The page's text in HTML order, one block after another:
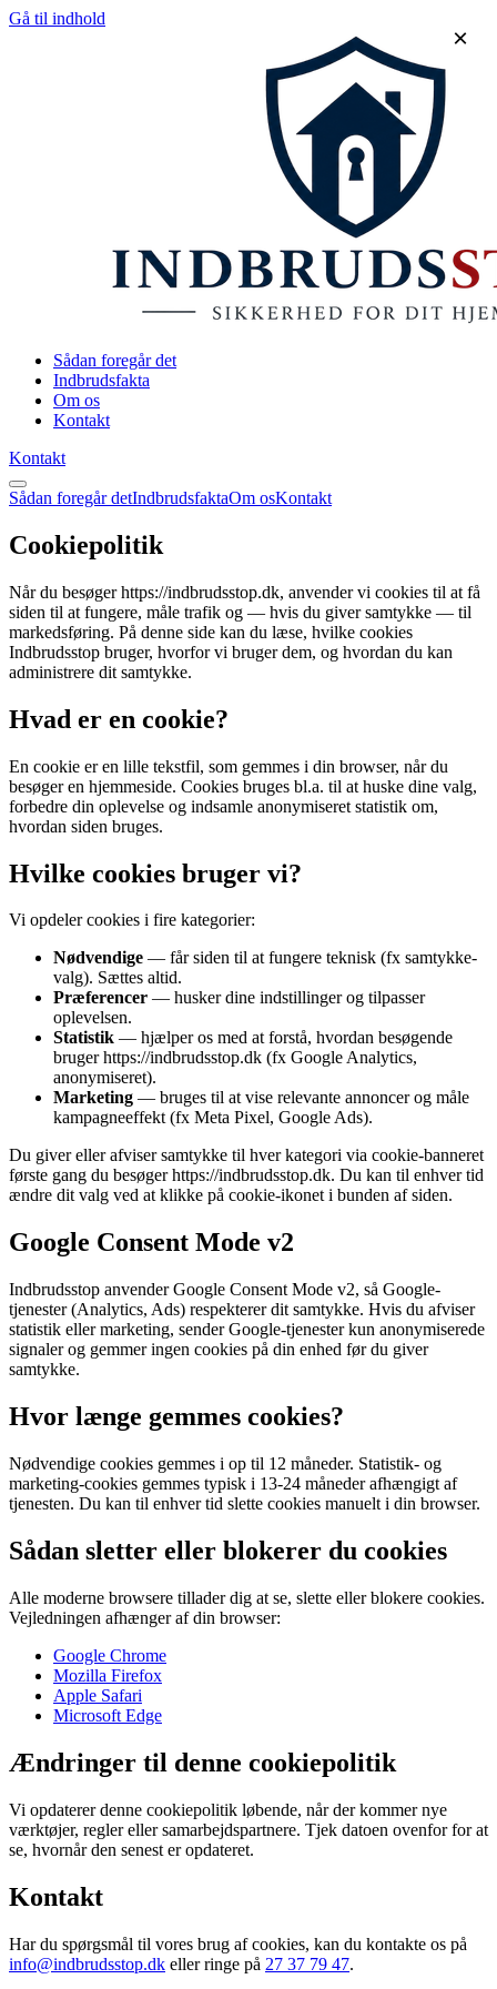
Gå til indhold
Sådan foregår det
Indbrudsfakta
Om os
Kontakt
Kontakt
×
Sådan foregår detIndbrudsfaktaOm osKontakt
Cookiepolitik
Når du besøgerhttps://indbrudsstop.dk, anvender vi cookies til at få
siden til at fungere, måle trafik og — hvis du giver samtykke — til
markedsføring. På denne side kan du læse, hvilke cookies
Indbrudsstop bruger, hvorfor vi bruger dem, og hvordan du kan
administrere dit samtykke.
Hvad er en cookie?
En cookie er en lille tekstfil, som gemmes i din browser, når du
besøger en hjemmeside. Cookies bruges bl.a. til at huske dine valg,
forbedre din oplevelse og indsamle anonymiseret statistik om,
hvordan siden bruges.
Hvilke cookies bruger vi?
Vi opdeler cookies i fire kategorier:
Nødvendige — får siden til at fungere teknisk (fx samtykke-
valg). Sættes altid.
Præferencer — husker dine indstillinger og tilpasser
oplevelsen.
Statistik — hjælper os med at forstå, hvordan besøgende
brugerhttps://indbrudsstop.dk (fx Google Analytics,
anonymiseret).
Marketing — bruges til at vise relevante annoncer og måle
kampagneeffekt (fx Meta Pixel, Google Ads).
Du giver eller afviser samtykke til hver kategori via cookie-banneret
første gang du besøgerhttps://indbrudsstop.dk. Du kan til enhver tid
ændre dit valg ved at klikke på cookie-ikonet i bunden af siden.
Google Consent Mode v2
Indbrudsstop anvender Google Consent Mode v2, så Google-
tjenester (Analytics, Ads) respekterer dit samtykke. Hvis du afviser
statistik eller marketing, sender Google-tjenester kun anonymiserede
signaler og gemmer ingen cookies på din enhed før du giver
samtykke.
Hvor længe gemmes cookies?
Nødvendige cookies gemmes i op til 12 måneder. Statistik- og
marketing-cookies gemmes typisk i 13-24 måneder afhængigt af
tjenesten. Du kan til enhver tid slette cookies manuelt i din browser.
Sådan sletter eller blokerer du cookies
Alle moderne browsere tillader dig at se, slette eller blokere cookies.
Vejledningen afhænger af din browser:
Google Chrome
Mozilla Firefox
Apple Safari
Microsoft Edge
Ændringer til denne cookiepolitik
Vi opdaterer denne cookiepolitik løbende, når der kommer nye
værktøjer, regler eller samarbejdspartnere. Tjek datoen ovenfor for at
se, hvornår den senest er opdateret.
Kontakt
Har du spørgsmål til vores brug af cookies, kan du kontakte os på
info@indbrudsstop.dk eller ringe på 27 37 79 47.